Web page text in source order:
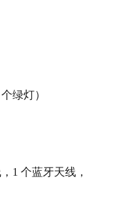
绿灯）
1 个蓝牙天线，